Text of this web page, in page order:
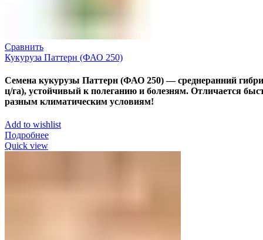
Сравнить
Кукуруза Паттерн (ФАО 250)
Семена кукурузы Паттерн (ФАО 250) — среднеранний
ц/га), устойчивый к полеганию и болезням. Отличается
разным климатическим условиям!
Add to wishlist
Подробнее
Quick view